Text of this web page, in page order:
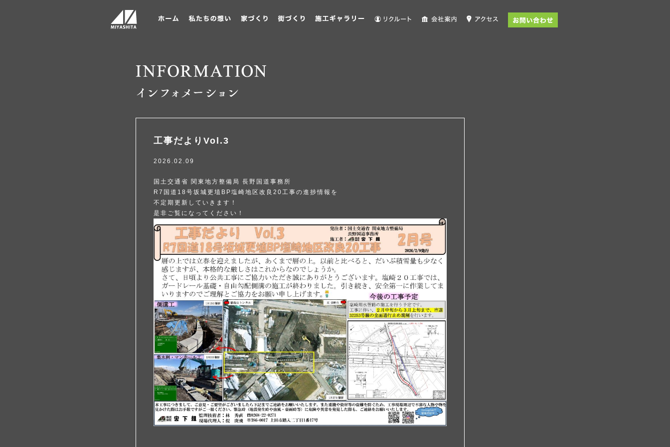
工事だよりVol.3
2026.02.09
国土交通省 関東地方整備局 長野国道事務所
R7国道18号坂城更埴BP塩崎地区改良20工事の進捗情報を
不定期更新していきます！
是非ご覧になってください！